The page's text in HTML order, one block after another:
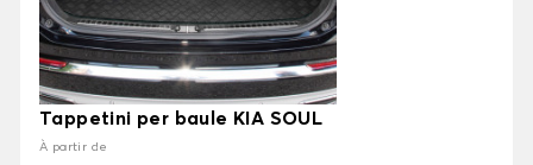
Tappetini per baule KIA SOUL
À partir de